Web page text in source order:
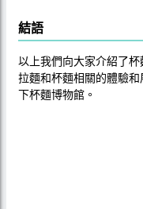
結語
以上我們向大家介紹了
拉麵和杯麵相關的體驗
下杯麵博物館。